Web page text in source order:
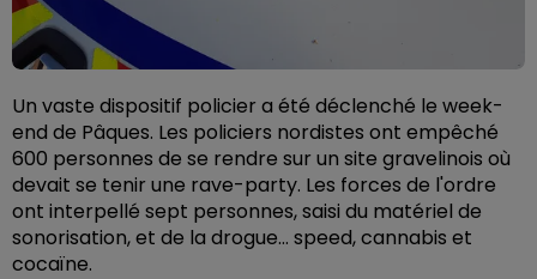
Un vaste dispositif policier a été déclenché le week-
end de Pâques. Les policiers nordistes ont empêché
600 personnes de se rendre sur un site gravelinois où
devait se tenir une rave-party. Les forces de l'ordre
ont interpellé sept personnes, saisi du matériel de
sonorisation, et de la drogue… speed, cannabis et
cocaïne.